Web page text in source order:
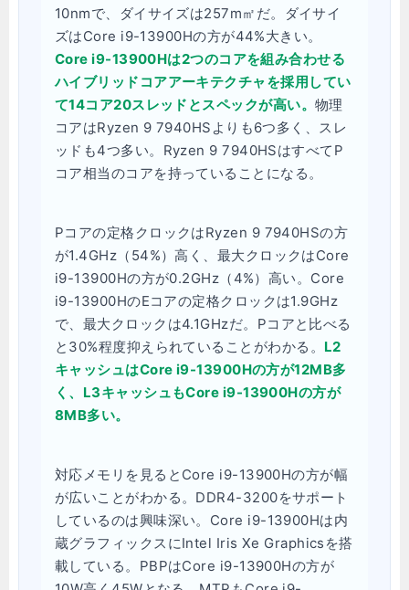
10nmで、ダイサイズは257m㎡だ。ダイサイ
ズはCore i9-13900Hの方が44%大きい。
Core i9-13900Hは2つのコアを組み合わせる
ハイブリッドコアアーキテクチャを採用してい
て14コア20スレッドとスペックが高い。 物理
コアはRyzen 9 7940HSよりも6つ多く、スレ
ッドも4つ多い。Ryzen 9 7940HSはすべてP
コア相当のコアを持っていることになる。
Pコアの定格クロックはRyzen 9 7940HSの方
が1.4GHz（54%）高く、最大クロックはCore
i9-13900Hの方が0.2GHz（4%）高い。Core
i9-13900HのEコアの定格クロックは1.9GHz
で、最大クロックは4.1GHzだ。Pコアと比べる
と30%程度抑えられていることがわかる。 L2
キャッシュはCore i9-13900Hの方が12MB多
く、L3キャッシュもCore i9-13900Hの方が
8MB多い。
対応メモリを見るとCore i9-13900Hの方が幅
が広いことがわかる。DDR4-3200をサポート
しているのは興味深い。Core i9-13900Hは内
蔵グラフィックスにIntel Iris Xe Graphicsを搭
載している。PBPはCore i9-13900Hの方が